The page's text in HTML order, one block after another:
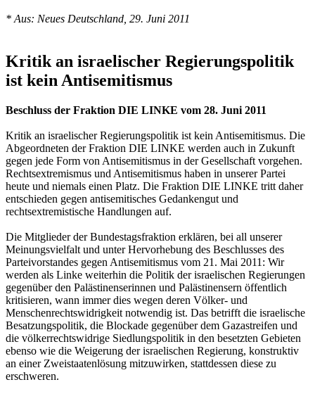
* Aus: Neues Deutschland, 29. Juni 2011
Kritik an israelischer Regierungspolitik
ist kein Antisemitismus
Beschluss der Fraktion DIE LINKE vom 28. Juni 2011
Kritik an israelischer Regierungspolitik ist kein Antisemitismus. Die
Abgeordneten der Fraktion DIE LINKE werden auch in Zukunft
gegen jede Form von Antisemitismus in der Gesellschaft vorgehen.
Rechtsextremismus und Antisemitismus haben in unserer Partei
heute und niemals einen Platz. Die Fraktion DIE LINKE tritt daher
entschieden gegen antisemitisches Gedankengut und
rechtsextremistische Handlungen auf.
Die Mitglieder der Bundestagsfraktion erklären, bei all unserer
Meinungsvielfalt und unter Hervorhebung des Beschlusses des
Parteivorstandes gegen Antisemitismus vom 21. Mai 2011: Wir
werden als Linke weiterhin die Politik der israelischen Regierungen
gegenüber den Palästinenserinnen und Palästinensern öffentlich
kritisieren, wann immer dies wegen deren Völker- und
Menschenrechtswidrigkeit notwendig ist. Das betrifft die israelische
Besatzungspolitik, die Blockade gegenüber dem Gazastreifen und
die völkerrechtswidrige Siedlungspolitik in den besetzten Gebieten
ebenso wie die Weigerung der israelischen Regierung, konstruktiv
an einer Zweistaatenlösung mitzuwirken, stattdessen diese zu
erschweren.